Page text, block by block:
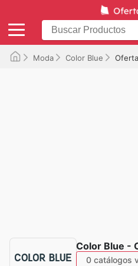
Moda Color Blue
Color Blue -
0 catálogos